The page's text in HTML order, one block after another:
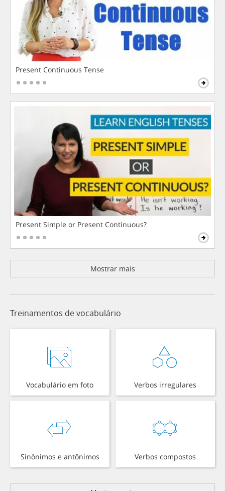
Present Continuous Tense
Present Simple or Present Continuous?
Mostrar mais
Treinamentos de vocabulário
Vocabulário em foto Verbos irregulares
Sinônimos e antônimos Verbos compostos